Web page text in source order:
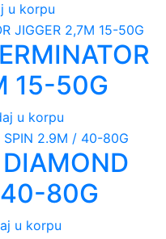
u korpu
15-50G
u korpu
80G
u korpu